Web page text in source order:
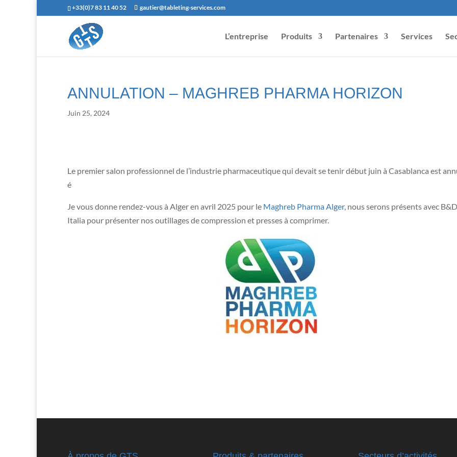
+33(0)7 83 11 40 52 gautier@tableting-services.com
L’entreprise Produits Partenaires Services
ANNULATION – MAGHREB PHARMA HORIZON
Juin 25, 2024
Le premier salon professionnel de l’industrie pharmaceutique qui devait se tenir début juin à Casablanca est
é
Je vous donne rendez-vous à Alger en avril 2025 pour le Maghreb Pharma Alger, nous serons présents avec B&D
Italia pour présenter nos outillages de compression et presses à comprimer.